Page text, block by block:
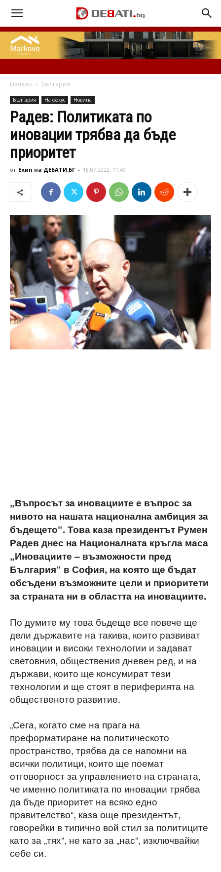
Начало България
България На фокус Новина
Радев: Политиката по
иновации трябва да бъде
приоритет
от Екип на ДЕБАТИ.БГ - 18.07.2022, 11:49
„Въпросът за иновациите е въпрос за
нивото на нашата национална амбиция за
бъдещето“. Това каза президентът Румен
Радев днес на Националната кръгла маса
„Иновациите – възможности пред
България“ в София, на която ще бъдат
обсъдени възможните цели и приоритети
за страната ни в областта на иновациите.
По думите му това бъдеще все повече ще
дели държавите на такива, които развиват
иновации и високи технологии и задават
световния, обществения дневен ред, и на
държави, които ще консумират тези
технологии и ще стоят в периферията на
общественото развитие.
„Сега, когато сме на прага на
преформатиране на политическото
пространство, трябва да се напомни на
всички политици, които ще поемат
отговорност за управлението на страната,
че именно политиката по иновации трябва
да бъде приоритет на всяко едно
правителство“, каза още президентът,
говорейки в типично вой стил за политиците
като за „тях“, не като за „нас“, изключвайки
себе си.